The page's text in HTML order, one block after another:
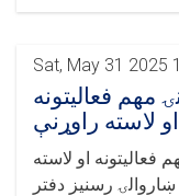
Sat, May 31 2025
مهم فعالیتونه
او لاسته راوړنې
فعالیتونه او لاسته
ښاروالۍ رسنیز دفتر